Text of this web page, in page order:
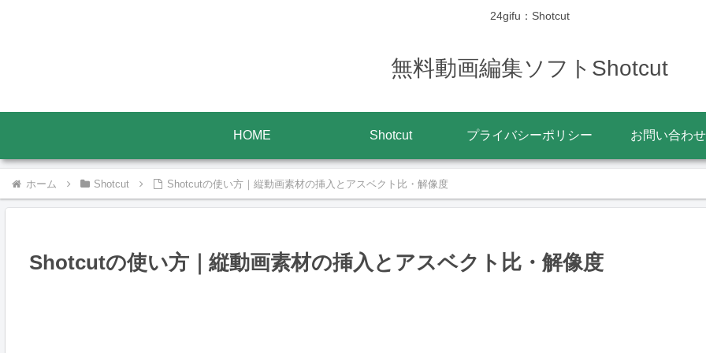
24gifu：Shotcut
無料動画編集ソフトShotcut
HOME Shotcut プライバシーポリシー お問い合わせ
ホーム Shotcut Shotcutの使い方｜縦動画素材の挿入とアスベクト比・解像度
Shotcutの使い方｜縦動画素材の挿入とアスベクト比・解像度